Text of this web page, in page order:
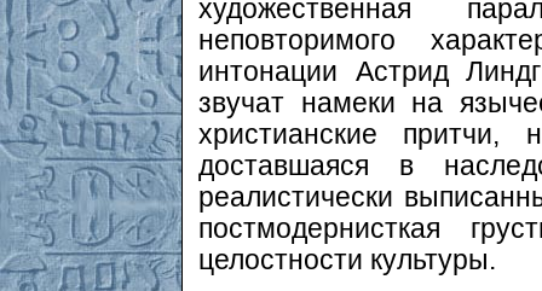
художественная
неповторимого
интонации Астрид
звучат намеки на
христианские
доставшаяся в
реалистически
постмодернисткая
целостности культуры.